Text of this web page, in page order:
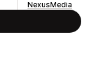
NexusMedia